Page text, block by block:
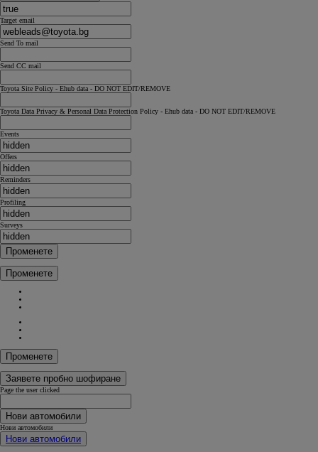
Target email
Send To mail
Send CC mail
Toyota Site Policy - Ehub data - DO NOT EDIT/REMOVE
Toyota Data Privacy & Personal Data Protection Policy - Ehub data - DO NOT EDIT/REMOVE
Events
Offers
Reminders
Profiling
Surveys
Променете
Променете
Променете
Заявете пробно шофиране
Page the user clicked
Нови автомобили
Нови автомобили
Нови автомобили